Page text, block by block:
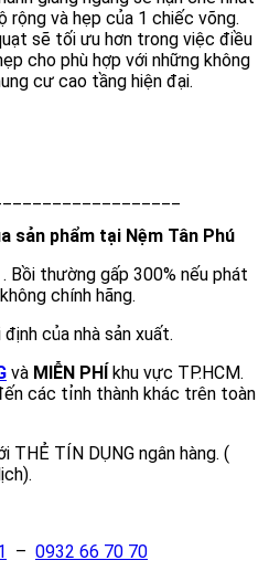
và hẹp của 1 chiếc võng.
sẽ tối ưu hơn trong việc điều
cho phù hợp với những không
cư cao tầng hiện đại.
sản phẩm tại Nệm Tân Phú
. Bồi thường gấp 300% nếu phát
chính hãng.
của nhà sản xuất.
và MIỄN PHÍ
khu vực TP.HCM.
các tỉnh thành khác trên toàn
THẺ TÍN DỤNG ngân hàng. (
– 0932 66 70 70